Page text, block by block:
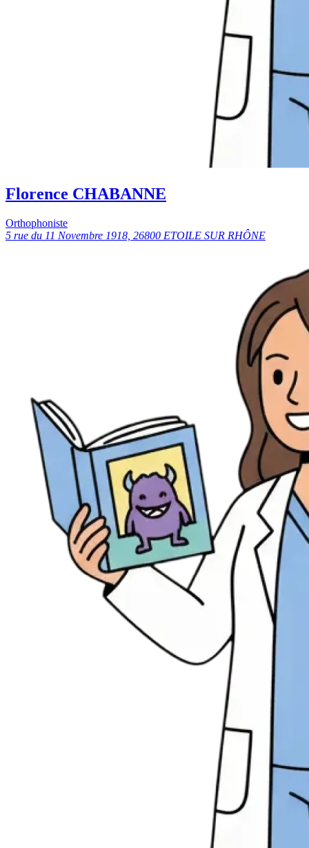
Florence CHABANNE
Orthophoniste
5 rue du 11 Novembre 1918, 26800 ETOILE SUR RHÔNE